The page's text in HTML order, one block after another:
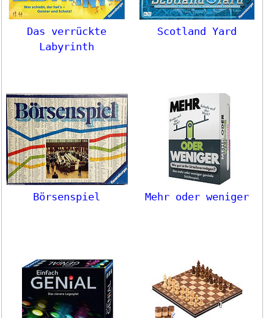
Das verrückte
Labyrinth
Scotland Yard
Börsenspiel Mehr oder weniger